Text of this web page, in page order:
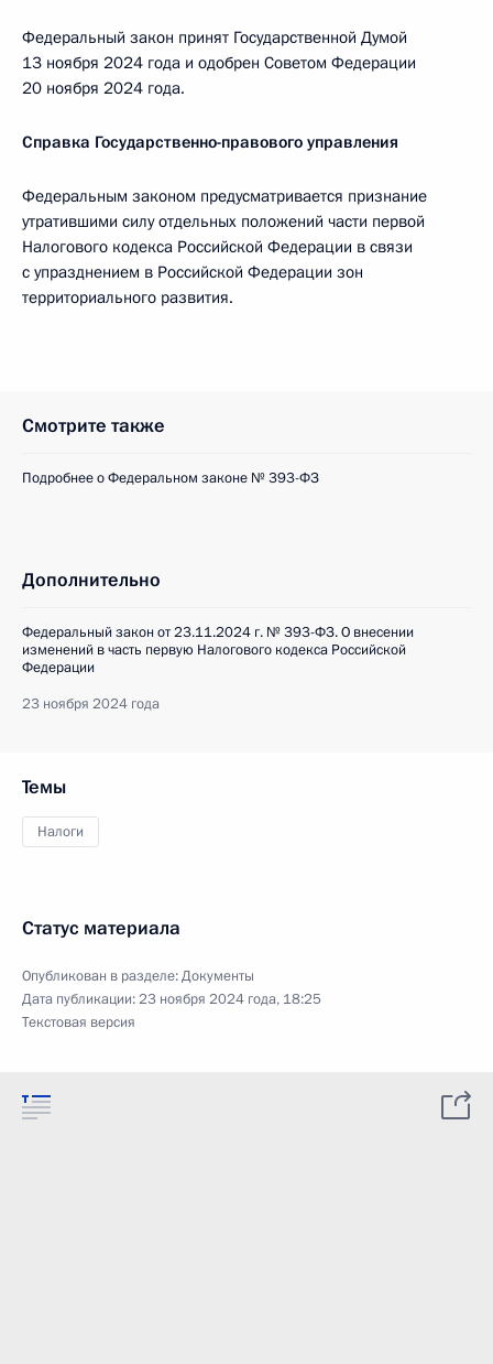
Федеральный закон принят Государственной Думой
13 ноября 2024 года и одобрен Советом Федерации
20 ноября 2024 года.
Справка Государственно-правового управления
Федеральным законом предусматривается признание
утратившими силу отдельных положений части первой
Налогового кодекса Российской Федерации в связи
с упразднением в Российской Федерации зон
территориального развития.
Смотрите также
Подробнее о Федеральном законе № 393-ФЗ
Дополнительно
Федеральный закон от 23.11.2024 г. № 393-ФЗ. О внесении
изменений в часть первую Налогового кодекса Российской
Федерации
23 ноября 2024 года
Темы
Налоги
Статус материала
Опубликован в разделе:Документы
Дата публикации:23 ноября 2024 года, 18:25
Текстовая версия